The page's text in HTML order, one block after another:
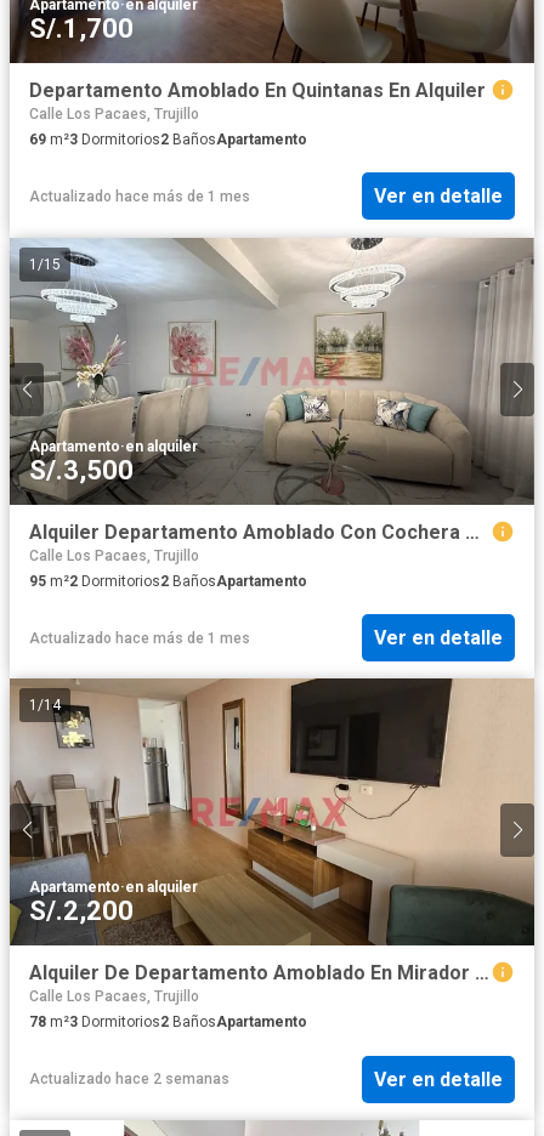
Apartamento·en alquiler
S/.1,700
Departamento Amoblado En Quintanas En Alquiler
Calle Los Pacaes, Trujillo
69 m²3 Dormitorios2 BañosApartamento
Actualizado hace más de 1 mes Ver en detalle
1 /15
Apartamento·en alquiler
S/.3,500
Alquiler Departamento Amoblado Con Cochera Cerca A Real Plaza – Upao 2 (1Er Piso)
Calle Los Pacaes, Trujillo
95 m²2 Dormitorios2 BañosApartamento
Actualizado hace más de 1 mes Ver en detalle
1 /14
Apartamento·en alquiler
S/.2,200
Alquiler De Departamento Amoblado En Mirador Del Golf
Calle Los Pacaes, Trujillo
78 m²3 Dormitorios2 BañosApartamento
Actualizado hace 2 semanas Ver en detalle